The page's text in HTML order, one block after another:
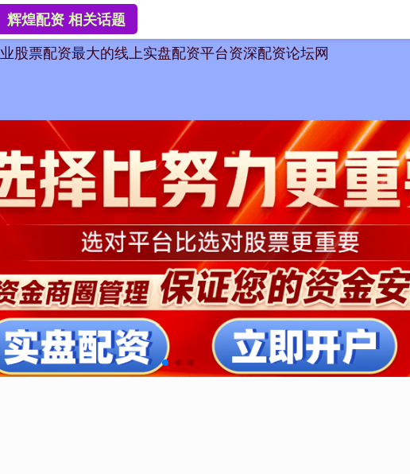
股票配资最大的线上实盘配资平台资深配资论坛网
辉煌配资 相关话题